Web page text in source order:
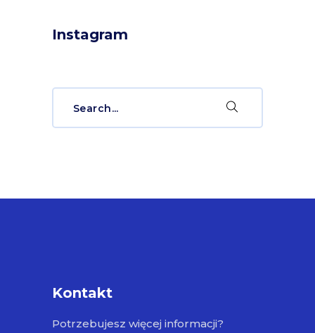
Instagram
Kontakt
Potrzebujesz więcej informacji?